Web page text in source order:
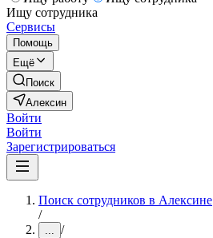
Ищу сотрудника
Сервисы
Помощь
Ещё
Поиск
Алексин
Войти
Войти
Зарегистрироваться
Поиск сотрудников в Алексине
/
... /